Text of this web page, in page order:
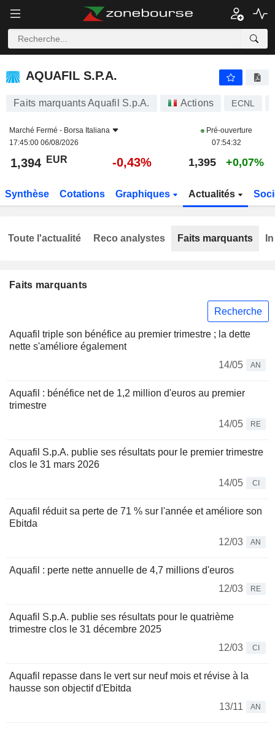
AQUAFIL S.P.A.
AQUAFIL S.P.A.
Faits marquants Aquafil S.p.A. Actions ECNL
Marché Fermé - Borsa Italiana
17:45:00 06/08/2026
Pré-ouverture
07:54:32
1,394 EUR -0,43% 1,395 +0,07%
Synthèse Cotations Graphiques Actualités
Faits marquants
Recherche
Aquafil triple son bénéfice au premier trimestre ; la dette
nette s'améliore également
14/05
AN
Aquafil : bénéfice net de 1,2 million d'euros au premier
trimestre
14/05
RE
Aquafil S.p.A. publie ses résultats pour le premier trimestre
clos le 31 mars 2026
14/05
CI
Aquafil réduit sa perte de 71 % sur l'année et améliore son
Ebitda
12/03
AN
Aquafil : perte nette annuelle de 4,7 millions d'euros
12/03
RE
Aquafil S.p.A. publie ses résultats pour le quatrième
trimestre clos le 31 décembre 2025
12/03
CI
Aquafil repasse dans le vert sur neuf mois et révise à la
hausse son objectif d'Ebitda
13/11
AN
Toute l'actualité Reco analystes Faits marquants